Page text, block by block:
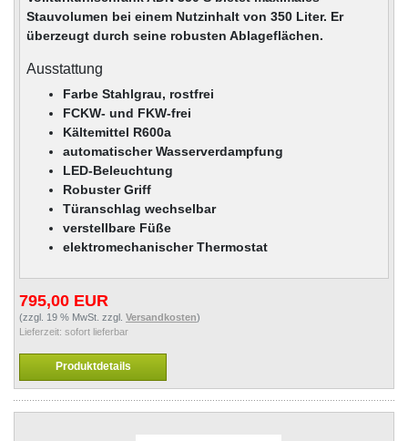
Stauvolumen bei einem Nutzinhalt von 350 Liter. Er
überzeugt durch seine robusten Ablageflächen.
Ausstattung
Farbe Stahlgrau, rostfrei
FCKW- und FKW-frei
Kältemittel R600a
automatischer Wasserverdampfung
LED-Beleuchtung
Robuster Griff
Türanschlag wechselbar
verstellbare Füße
elektromechanischer Thermostat
795,00 EUR
(zzgl. 19 % MwSt. zzgl. Versandkosten)
Lieferzeit: sofort lieferbar
Produktdetails